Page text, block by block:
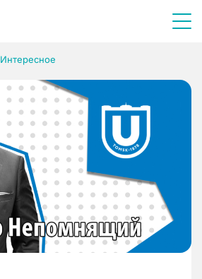
Интересное